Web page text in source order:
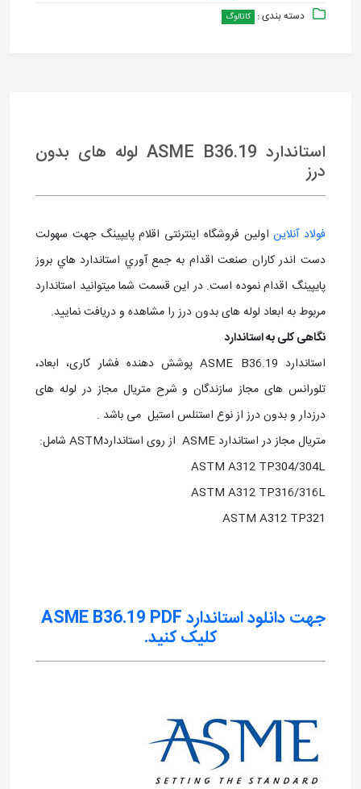
دسته بندی : کاتالوگ
استاندارد ASME B36.19 لوله های بدون
درز
فولاد آنلایناولین فروشگاه اینترنتی اقلام پایپینگ جهت سهولت
دست اندر کاران صنعت اقدام به جمع آوري استاندارد هاي بروز
پايپينگ اقدام نموده است. در اين قسمت شما ميتوانيد استاندارد
مربوط به ابعاد لوله های بدون درز را مشاهده و دریافت نمایید.
نگاهی کلی به استاندارد
استاندارد ASME B36.19 پوشش دهنده فشار کاری، ابعاد،
تلورانس های مجاز سازندگان و شرح متریال مجاز در لوله های
درزدار و بدون درز از نوع استنلس استیل می باشد .
متریال مجاز در استاندارد ASME از روی استانداردASTM شامل:
ASTM A312 TP304/304L
ASTM A312 TP316/316L
ASTM A312 TP321
کلیک کنید.